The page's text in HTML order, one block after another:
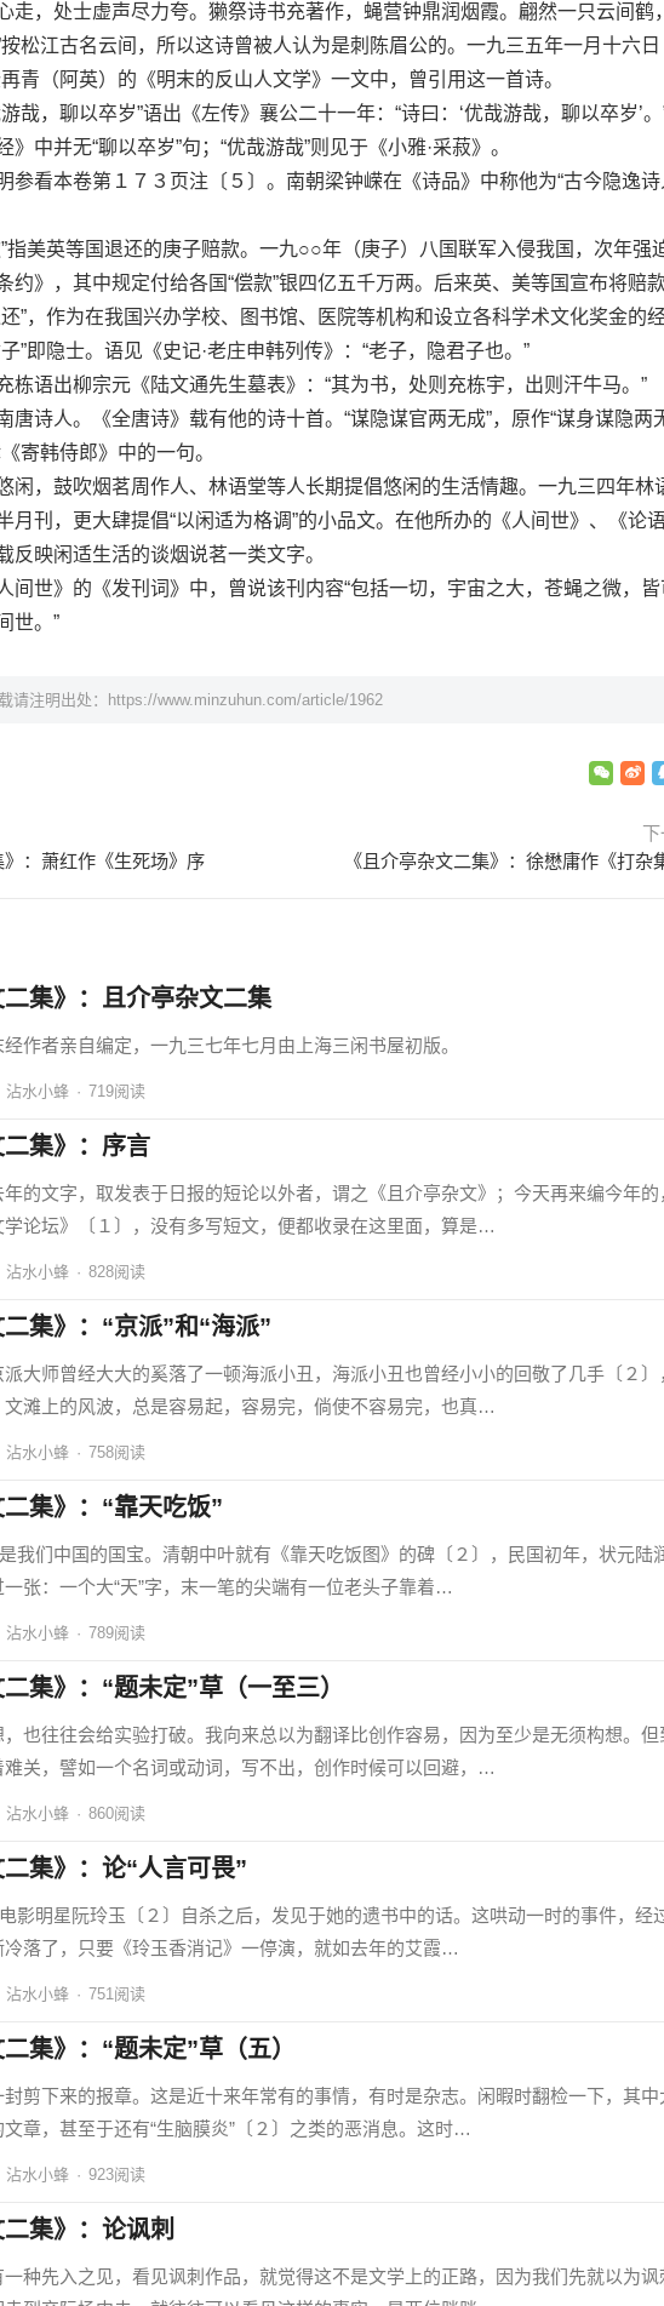
走，处士虚声尽力夸。獭祭诗书充著作，蝇营钟鼎润烟霞。翩然一只云间鹤
松江古名云间，所以这诗曾被人认为是刺陈眉公的。一九三五年一月十六日
青（阿英）的《明末的反山人文学》一文中，曾引用这一首诗。
，聊以卒岁”语出《左传》襄公二十一年：“诗曰：‘优哉游哉，聊以卒岁’。
》中并无“聊以卒岁”句；“优哉游哉”则见于《小雅·采菽》。
看本卷第１７３页注〔５〕。南朝梁钟嵘在《诗品》中称他为“古今隐逸诗
美英等国退还的庚子赔款。一九○○年（庚子）八国联军入侵我国，次年强
约》，其中规定付给各国“偿款”银四亿五千万两。后来英、美等国宣布将赔
”，作为在我国兴办学校、图书馆、医院等机构和设立各科学术文化奖金的经
即隐士。语见《史记·老庄申韩列传》：“老子，隐君子也。”
语出柳宗元《陆文通先生墓表》：“其为书，处则充栋宇，出则汗牛马。”
诗人。《全唐诗》载有他的诗十首。“谋隐谋官两无成”，原作“谋身谋隐两
寄韩侍郎》中的一句。
，鼓吹烟茗周作人、林语堂等人长期提倡悠闲的生活情趣。一九三四年林
月刊，更大肆提倡“以闲适为格调”的小品文。在他所办的《人间世》、《论
反映闲适生活的谈烟说茗一类文字。
世》的《发刊词》中，曾说该刊内容“包括一切，宇宙之大，苍蝇之微，皆
世。”
请注明出处： https://www.minzuhun.com/article/1962
》：萧红作《生死场》序
《且介亭杂文二集》：徐懋庸作《打杂
二集》：且介亭杂文二集
者亲自编定，一九三七年七月由上海三闲书屋初版。
沾水小蜂 · 719阅读
二集》：序言
文字，取发表于日报的短论以外者，谓之《且介亭杂文》；今天再来编今年的
学论坛》〔１〕，没有多写短文，便都收录在这里面，算是…
沾水小蜂 · 828阅读
二集》：“京派”和“海派”
师曾经大大的奚落了一顿海派小丑，海派小丑也曾经小小的回敬了几手〔２〕
文滩上的风波，总是容易起，容易完，倘使不容易完，也真…
沾水小蜂 · 758阅读
二集》：“靠天吃饭”
们中国的国宝。清朝中叶就有《靠天吃饭图》的碑〔２〕，民国初年，状元陆
一张：一个大“天”字，末一笔的尖端有一位老头子靠着…
沾水小蜂 · 789阅读
二集》：“题未定”草（一至三）
往往会给实验打破。我向来总以为翻译比创作容易，因为至少是无须构想。但
难关，譬如一个名词或动词，写不出，创作时候可以回避，…
沾水小蜂 · 860阅读
二集》：论“人言可畏”
明星阮玲玉〔２〕自杀之后，发见于她的遗书中的话。这哄动一时的事件，经
落了，只要《玲玉香消记》一停演，就如去年的艾霞…
沾水小蜂 · 751阅读
二集》：“题未定”草（五）
下来的报章。这是近十来年常有的事情，有时是杂志。闲暇时翻检一下，其中
章，甚至于还有“生脑膜炎”〔２〕之类的恶消息。这时…
沾水小蜂 · 923阅读
二集》：论讽刺
先入之见，看见讽刺作品，就觉得这不是文学上的正路，因为我们先就以为讽